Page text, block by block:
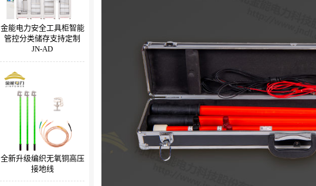
金能电力安全工具柜智能
管控分类储存支持定制
JN-AD
全新升级编织无氧铜高压
接地线